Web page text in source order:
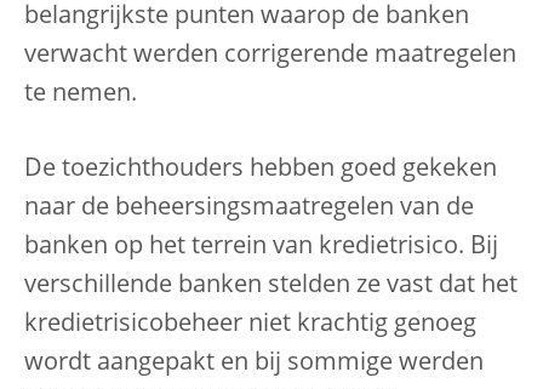
belangrijkste punten waarop de banken
verwacht werden corrigerende maatregelen
te nemen.
De toezichthouders hebben goed gekeken
naar de beheersingsmaatregelen van de
banken op het terrein van kredietrisico. Bij
verschillende banken stelden ze vast dat het
kredietrisicobeheer niet krachtig genoeg
wordt aangepakt en bij sommige werden